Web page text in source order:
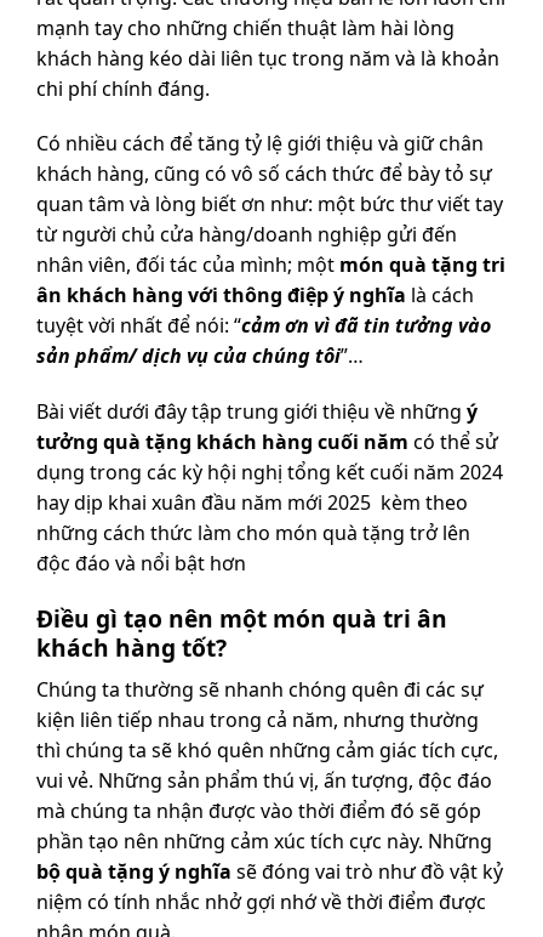
mạnh tay cho những chiến thuật làm hài lòng
khách hàng kéo dài liên tục trong năm và là khoản
chi phí chính đáng.
Có nhiều cách để tăng tỷ lệ giới thiệu và giữ chân
khách hàng, cũng có vô số cách thức để bày tỏ sự
quan tâm và lòng biết ơn như: một bức thư viết tay
từ người chủ cửa hàng/doanh nghiệp gửi đến
nhân viên, đối tác của mình; một món quà tặng tri
ân khách hàng với thông điệp ý nghĩa là cách
tuyệt vời nhất để nói: “cảm ơn vì đã tin tưởng vào
sản phẩm/ dịch vụ của chúng tôi”…
Bài viết dưới đây tập trung giới thiệu về những ý
tưởng quà tặng khách hàng cuối năm có thể sử
dụng trong các kỳ hội nghị tổng kết cuối năm 2024
hay dịp khai xuân đầu năm mới 2025 kèm theo
những cách thức làm cho món quà tặng trở lên
độc đáo và nổi bật hơn
Điều gì tạo nên một món quà tri ân
khách hàng tốt?
Chúng ta thường sẽ nhanh chóng quên đi các sự
kiện liên tiếp nhau trong cả năm, nhưng thường
thì chúng ta sẽ khó quên những cảm giác tích cực,
vui vẻ. Những sản phẩm thú vị, ấn tượng, độc đáo
mà chúng ta nhận được vào thời điểm đó sẽ góp
phần tạo nên những cảm xúc tích cực này. Những
bộ quà tặng ý nghĩa sẽ đóng vai trò như đồ vật kỷ
niệm có tính nhắc nhở gợi nhớ về thời điểm được